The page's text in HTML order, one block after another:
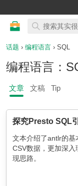
话题 › 编程语言 › SQL
编程语言：
文章 文稿 Tip
探究Presto SQL
文本介绍了antlr的基
CSV数据，更加深
现思路。